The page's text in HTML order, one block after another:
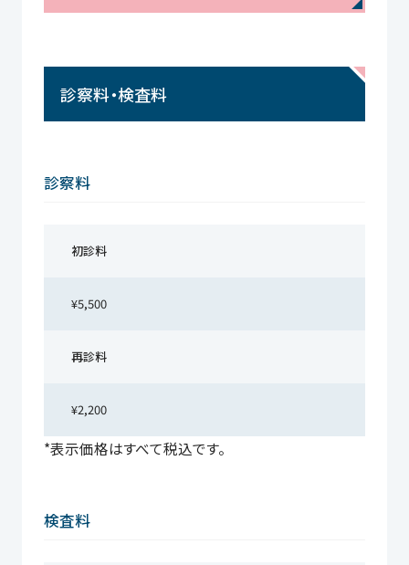
診察料・検査料
診察料
初診料
¥5,500
再診料
¥2,200
*表示価格はすべて税込です。
検査料